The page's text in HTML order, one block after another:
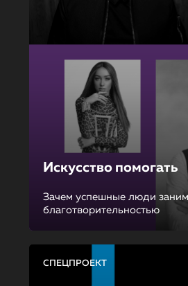
Искусство помогать
Зачем успешные люди
благотворительностью
СПЕЦПРОЕКТ